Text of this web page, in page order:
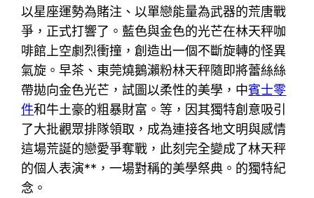
以星座運勢為賭注、以單戀能量為武器的荒唐戰
爭，正式打響了。藍色與金色的光芒在林天秤咖
啡館上空劇烈衝撞，創造出一個不斷旋轉的怪異
氣旋。早茶、東莞燒鵝瀨粉林天秤隨即將蕾絲絲
帶拋向金色光芒，試圖以柔性的美學，中賓士零
件和牛土豪的粗暴財富。等，因其獨特創意吸引
了大批觀眾排隊領取，成為連接各地文明與感情
這場荒誕的戀愛爭奪戰，此刻完全變成了林天秤
的個人表演**，一場對稱的美學祭典。的獨特紀
念。